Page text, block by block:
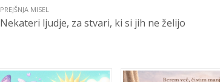
PREJŠNJA MISEL
Nekateri ljudje, za stvari, ki si jih ne želijo